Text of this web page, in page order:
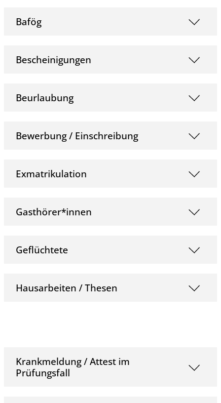
Bafög
Bescheinigungen
Beurlaubung
Bewerbung / Einschreibung
Exmatrikulation
Gasthörer*innen
Geflüchtete
Hausarbeiten / Thesen
Krankmeldung / Attest im
Prüfungsfall